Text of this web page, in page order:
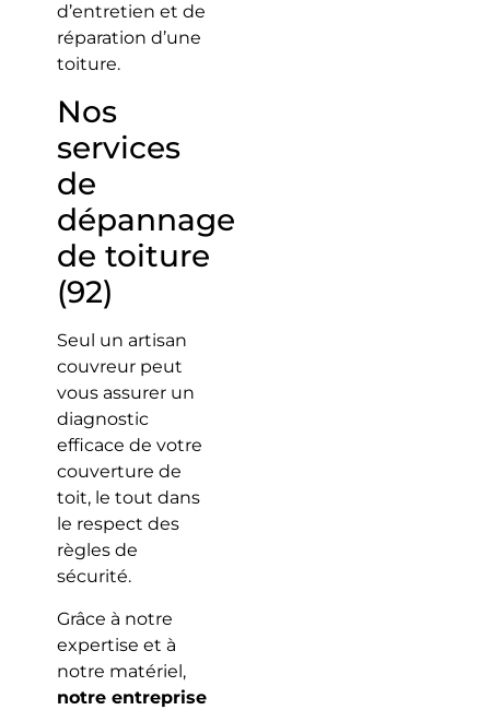
d’entretien et de
réparation d’une
toiture.
Nos
services
de
dépannage
de toiture
(92)
Seul un artisan
couvreur peut
vous assurer un
diagnostic
efficace de votre
couverture de
toit, le tout dans
le respect des
règles de
sécurité.
Grâce à notre
expertise et à
notre matériel,
notre entreprise